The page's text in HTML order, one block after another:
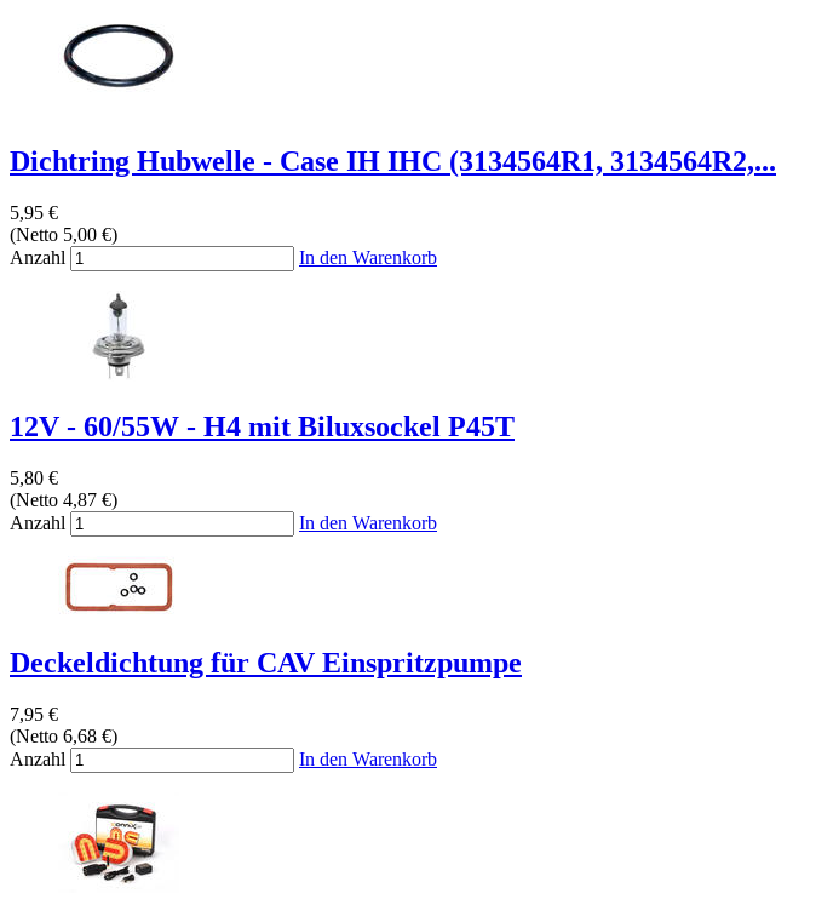
Dichtring Hubwelle - Case IH IHC (3134564R1, 3134564R2,...
5,95 €
(Netto 5,00 €)
Anzahl
In den Warenkorb
12V - 60/55W - H4 mit Biluxsockel P45T
5,80 €
(Netto 4,87 €)
Anzahl
In den Warenkorb
Deckeldichtung für CAV Einspritzpumpe
7,95 €
(Netto 6,68 €)
Anzahl
In den Warenkorb